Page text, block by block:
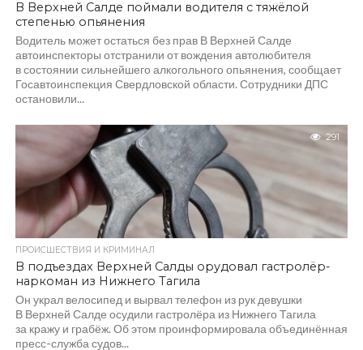
В Верхней Салде поймали водителя с тяжёлой
степенью опьянения
Водитель может остаться без прав В Верхней Салде
автоинспекторы отстранили от вождения автолюбителя
в состоянии сильнейшего алкогольного опьянения, сообщает
Госавтоинспекция Свердловской области. Сотрудники ДПС
остановили...
291
ПРОИСШЕСТВИЯ И КРИМИНАЛ
В подъездах Верхней Салды орудовал гастролёр-
наркоман из Нижнего Тагила
Он украл велосипед и вырвал телефон из рук девушки
В Верхней Салде осудили гастролёра из Нижнего Тагила
за кражу и грабёж. Об этом проинформировала объединённая
пресс-служба судов...